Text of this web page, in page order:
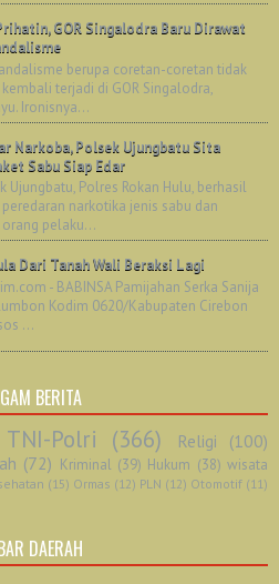
GOR Singalodra Baru Dirawat
berupa coretan-coretan tidak
terjadi di GOR Singalodra,
Ironisnya...
Narkoba, Polsek Ujungbatu Sita
Sabu Siap Edar
Ujungbatu, Polres Rokan Hulu, berhasil
narkotika jenis sabu dan
pelaku...
Dari Tanah Wali Beraksi Lagi
- BABINSA Pamijahan Serka Sanija
Kodim 0620/Kabupaten Cirebon
...
BERITA
TNI-Polri (366) Religi
(100)
(72) Kriminal (39) Hukum (38) wisata
(15) Ormas (12) PLN (12) Otomotif (11)
DAERAH